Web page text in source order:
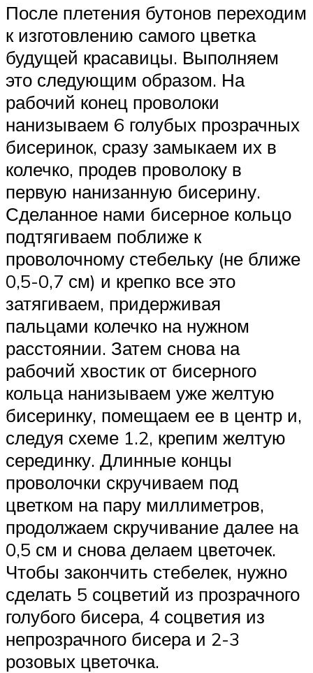
После плетения бутонов переходим
к изготовлению самого цветка
будущей красавицы. Выполняем
это следующим образом. На
рабочий конец проволоки
нанизываем 6 голубых прозрачных
бисеринок, сразу замыкаем их в
колечко, продев проволоку в
первую нанизанную бисерину.
Сделанное нами бисерное кольцо
подтягиваем поближе к
проволочному стебельку (не ближе
0,5-0,7 см) и крепко все это
затягиваем, придерживая
пальцами колечко на нужном
расстоянии. Затем снова на
рабочий хвостик от бисерного
кольца нанизываем уже желтую
бисеринку, помещаем ее в центр и,
следуя схеме 1.2, крепим желтую
серединку. Длинные концы
проволочки скручиваем под
цветком на пару миллиметров,
продолжаем скручивание далее на
0,5 см и снова делаем цветочек.
Чтобы закончить стебелек, нужно
сделать 5 соцветий из прозрачного
голубого бисера, 4 соцветия из
непрозрачного бисера и 2-3
розовых цветочка.